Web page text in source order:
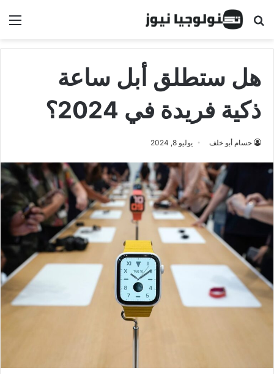
البحث عن
هل ستطلق أبل ساعة
ذكية فريدة في 2024؟
حسام أبو خلف يوليو 8, 2024